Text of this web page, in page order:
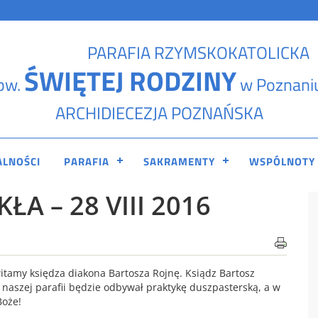
PARAFIA RZYMSKOKATOLICKA
ŚWIĘTEJ RODZINYw
ARCHIDIECEZJA POZNAŃSKA
PARAFIA SAKRAMENTY WSPÓLNOTY
– 28 VIII 2016
księdza diakona Bartosza Rojnę. Ksiądz Bartosz
parafii będzie odbywał praktykę duszpasterską, a w